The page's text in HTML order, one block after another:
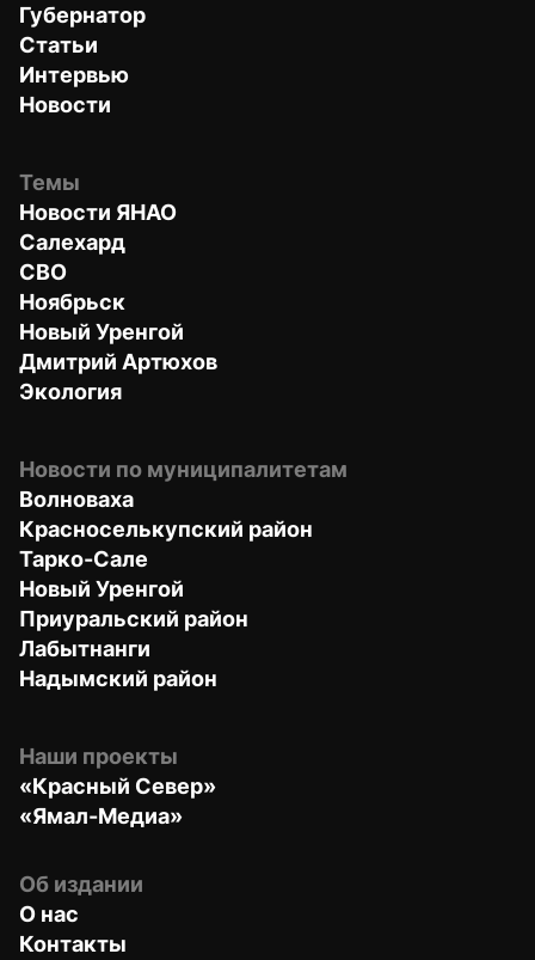
Губернатор
Статьи
Интервью
Новости
Темы
Новости ЯНАО
Салехард
СВО
Ноябрьск
Новый Уренгой
Дмитрий Артюхов
Экология
Новости по муниципалитетам
Волноваха
Красноселькупский район
Тарко-Сале
Новый Уренгой
Приуральский район
Лабытнанги
Надымский район
Наши проекты
«Красный Север»
«Ямал-Медиа»
Об издании
О нас
Контакты